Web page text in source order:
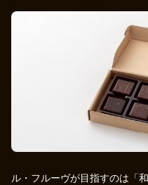
ル・フルーヴが目指すのは「